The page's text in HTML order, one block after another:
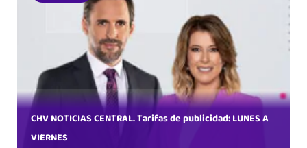
CHV NOTICIAS CENTRAL. Tarifas de publicidad: LUNES A
VIERNES